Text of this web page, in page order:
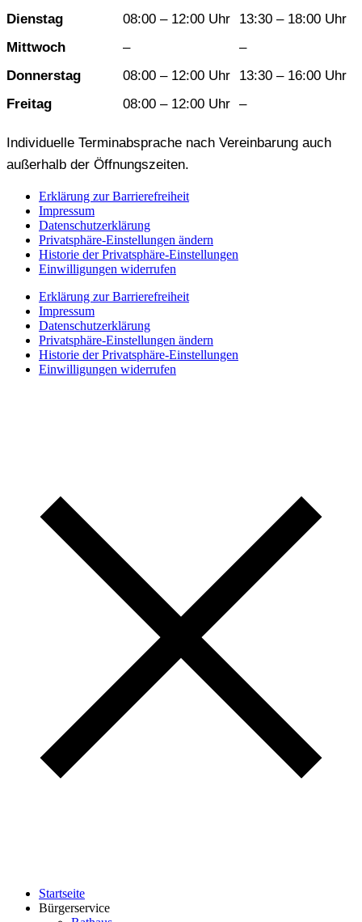
Dienstag 08:00 – 12:00 Uhr
13:30 – 18:00 Uhr
Mittwoch
–
–
Donnerstag
08:00 – 12:00 Uhr
13:30 – 16:00 Uhr
Freitag
08:00 – 12:00 Uhr –
Individuelle Terminabsprache nach Vereinbarung auch
außerhalb der Öffnungszeiten.
Erklärung zur Barrierefreiheit
Impressum
Datenschutzerklärung
Privatsphäre-Einstellungen ändern
Historie der Privatsphäre-Einstellungen
Einwilligungen widerrufen
Erklärung zur Barrierefreiheit
Impressum
Datenschutzerklärung
Privatsphäre-Einstellungen ändern
Historie der Privatsphäre-Einstellungen
Einwilligungen widerrufen
Startseite
Bürgerservice